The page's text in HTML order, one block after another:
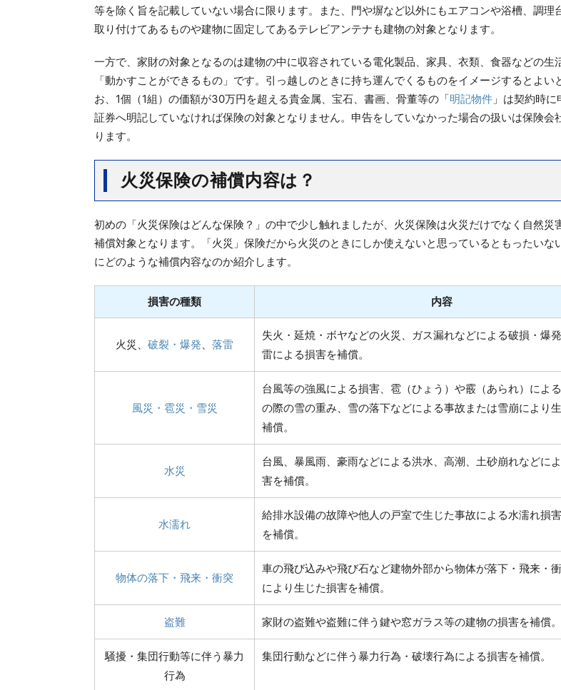
等を除く旨を記載していない場合に限ります。また、門や塀など以外にもエアコンや浴槽、調理
取り付けてあるものや建物に固定してあるテレビアンテナも建物の対象となります。
一方で、家財の対象となるのは建物の中に収容されている電化製品、家具、衣類、食器などの生
「動かすことができるもの」です。引っ越しのときに持ち運んでくるものをイメージするとよい
お、1個（1組）の価額が30万円を超える貴金属、宝石、書画、骨董等の「明記物件 」は契約時
証券へ明記していなければ保険の対象となりません。申告をしていなかった場合の扱いは保険会
ります。
火災保険の補償内容は？
初めの「火災保険はどんな保険？」の中で少し触れましたが、火災保険は火災だけでなく自然災
補償対象となります。「火災」保険だから火災のときにしか使えないと思っているともったいな
にどのような補償内容なのか紹介します。
損害の種類 内容
火災、 破裂・爆発、 落雷
失火・延焼・ボヤなどの火災、ガス漏れなどによる破損・爆
雷による損害を補償。
風災・雹災・雪災
台風等の強風による損害、雹（ひょう）や霰（あられ）によ
の際の雪の重み、雪の落下などによる事故または雪崩により
補償。
水災
台風、暴風雨、豪雨などによる洪水、高潮、土砂崩れなどに
害を補償。
水濡れ
給排水設備の故障や他人の戸室で生じた事故による水濡れ損害
を補償。
物体の落下・飛来・衝突
車の飛び込みや飛び石など建物外部から物体が落下・飛来・
により生じた損害を補償。
盗難 家財の盗難や盗難に伴う鍵や窓ガラス等の建物の損害を補償。
騒擾・集団行動等に伴う暴力
行為
集団行動などに伴う暴力行為・破壊行為による損害を補償。